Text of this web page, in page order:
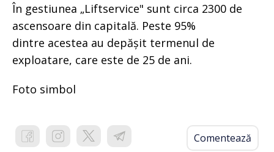
În gestiunea „Liftservice" sunt circa 2300 de
ascensoare din capitală. Peste 95%
dintre acestea au depășit termenul de
exploatare, care este de 25 de ani.
Foto simbol
Comentează